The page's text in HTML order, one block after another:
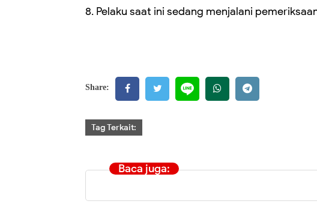
8. Pelaku saat ini sedang menjalani
Share:
Tag Terkait:
Baca juga: